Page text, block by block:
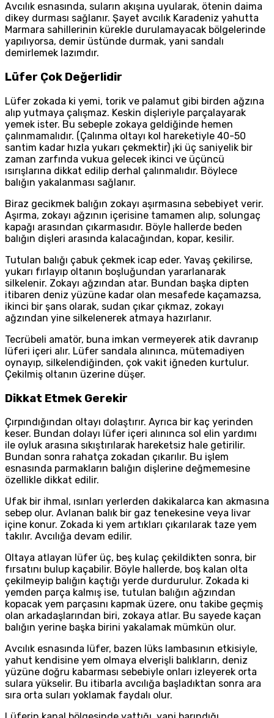
Avcılık esnasında, suların akışına uyularak, ötenin daima
dikey durması sağlanır. Şayet avcılık Karadeniz yahutta
Marmara sahillerinin kürekle durulamayacak bölgelerinde
yapılıyorsa, demir üstünde durmak, yani sandalı
demirlemek lazımdır.
Lüfer Çok Değerlidir
Lüfer zokada ki yemi, torik ve palamut gibi birden ağzına
alıp yutmaya çalışmaz. Keskin dişleriyle parçalayarak
yemek ister. Bu sebeple zokaya geldiğinde hemen
çalınmamalıdır. (Çalınma oltayı kol hareketiyle 40-50
santim kadar hızla yukarı çekmektir) ¡ki üç saniyelik bir
zaman zarfında vukua gelecek ikinci ve üçüncü
ısırışlarına dikkat edilip derhal çalınmalıdır. Böylece
balığın yakalanması sağlanır.
Biraz gecikmek balığın zokayı aşırmasına sebebiyet verir.
Aşırma, zokayı ağzının içerisine tamamen alıp, solungaç
kapağı arasından çıkarmasıdır. Böyle hallerde beden
balığın dişleri arasında kalacağından, kopar, kesilir.
Tutulan balığı çabuk çekmek icap eder. Yavaş çekilirse,
yukarı fırlayıp oltanın boşluğundan yararlanarak
silkelenir. Zokayı ağzından atar. Bundan başka dipten
itibaren deniz yüzüne kadar olan mesafede kaçamazsa,
ikinci bir şans olarak, sudan çıkar çıkmaz, zokayı
ağzından yine silkelenerek atmaya hazırlanır.
Tecrübeli amatör, buna imkan vermeyerek atik davranıp
lüferi içeri alır. Lüfer sandala alınınca, mütemadiyen
oynayıp, silkelendiğinden, çok vakit iğneden kurtulur.
Çekilmiş oltanın üzerine düşer.
Dikkat Etmek Gerekir
Çırpındığından oltayı dolaştırır. Ayrıca bir kaç yerinden
keser. Bundan dolayı lüfer içeri alınınca sol elin yardımı
ile oyluk arasına sıkıştırılarak hareketsiz hale getirilir.
Bundan sonra rahatça zokadan çıkarılır. Bu işlem
esnasında parmakların balığın dişlerine değmemesine
özellikle dikkat edilir.
Ufak bir ihmal, ısınları yerlerden dakikalarca kan akmasına
sebep olur. Avlanan balık bir gaz tenekesine veya livar
içine konur. Zokada ki yem artıkları çıkarılarak taze yem
takılır. Avcılığa devam edilir.
Oltaya atlayan lüfer üç, beş kulaç çekildikten sonra, bir
fırsatını bulup kaçabilir. Böyle hallerde, boş kalan olta
çekilmeyip balığın kaçtığı yerde durdurulur. Zokada ki
yemden parça kalmış ise, tutulan balığın ağzından
kopacak yem parçasını kapmak üzere, onu takibe geçmiş
olan arkadaşlarından biri, zokaya atlar. Bu sayede kaçan
balığın yerine başka birini yakalamak mümkün olur.
Avcılık esnasında lüfer, bazen lüks lambasının etkisiyle,
yahut kendisine yem olmaya elverişli balıkların, deniz
yüzüne doğru kabarması sebebiyle onları izleyerek orta
sulara yükselir. Bu itibarla avcılığa başladıktan sonra ara
sıra orta suları yoklamak faydalı olur.